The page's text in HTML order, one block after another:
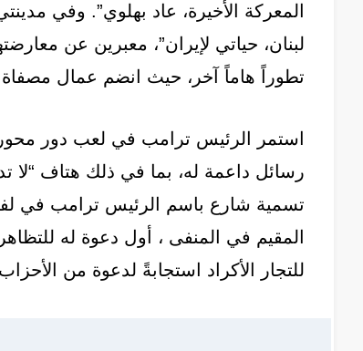
المعركة الأخيرة، عاد بهلوي”. وفي
لبنان، حياتي لإيران”، معبرين عن
تطوراً هاماً آخر، حيث انضم عمال
استمر الرئيس ترامب في لعب دور
رسائل داعمة له، بما في ذلك هتاف “لا
تسمية شارع باسم الرئيس ترامب في
المقيم في المنفى ، أول دعوة له
للتجار الأكراد استجابةً لدعوة من